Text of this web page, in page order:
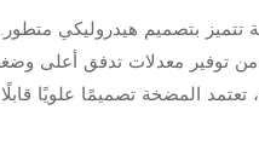
بتصميم هيدروليكي
توفير معدلات تدفق أعلى
تعتمد المضخة تصميمًا علويًا